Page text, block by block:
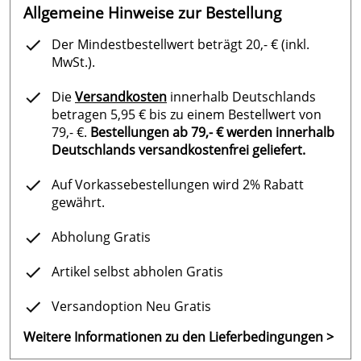
Lüfterhaube fürMagic 4 + 6
Lüfterhaube Magic 8 + 11, Ø 125 mm, Höhe 60 mm
Anschlussteil Ø 50 mm für feste Verrohrung O
Reparatursatz O-Ringe
Pumpengehäuse kompl. bestehend aus
101+143+60.1+160.2+412.1+582
Wechselstrom-Motoreinheit, 230 V, 0,18 kW für Magic
6
Wechselstrom-Motoreinheit, 230 V, 0,40 kW für Magic
Wechselstrom-Motoreinheit, 230 V, 0,45 kW für Magic
11
Richard
*****
Verifizierte Bewertung
Alles tip,top. Bezahlung,schnelle Lieferung, vielen Dank !!
Bewertungsdatum: 30.07.2021
Kortmann
*****
Verifizierte Bewertung
Super Qualität, schnelle Lieferung
Kaufdatum: 30.05.2021
Verifizierte Bewertung
Kaufdatum: 20.02.2020
Bewertungsdatum: 02.03.2020
Allgemeine Hinweise zur Bestellung
Der Mindestbestellwert beträgt 20,- € (inkl.
MwSt.).
DieVersandkosten innerhalb Deutschlands
betragen 5,95 € bis zu einem Bestellwert von
79,- €. Bestellungen ab 79,- € werden innerhalb
Deutschlands versandkostenfrei geliefert.
Auf Vorkassebestellungen wird 2% Rabatt
gewährt.
Abholung Gratis
Artikel selbst abholen Gratis
Versandoption Neu Gratis
Weitere Informationen zu den Lieferbedingungen >